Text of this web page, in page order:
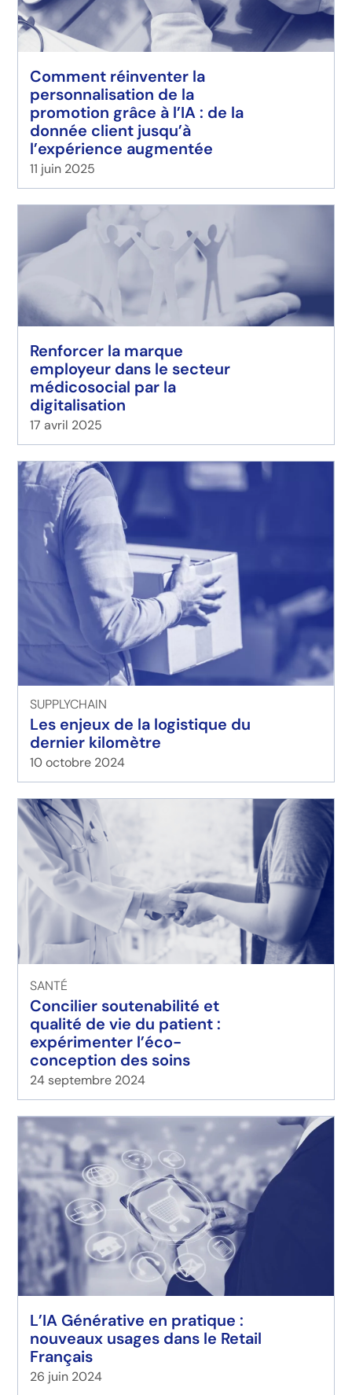
Comment réinventer la
personnalisation de la
promotion grâce à l’IA : de la
donnée client jusqu’à
l’expérience augmentée
11 juin 2025
Renforcer la marque
employeur dans le secteur
médicosocial par la
digitalisation
17 avril 2025
SUPPLYCHAIN
Les enjeux de la logistique du
dernier kilomètre
10 octobre 2024
SANTÉ
Concilier soutenabilité et
qualité de vie du patient :
expérimenter l’éco-
conception des soins
24 septembre 2024
L’IA Générative en pratique :
nouveaux usages dans le Retail
Français
26 juin 2024